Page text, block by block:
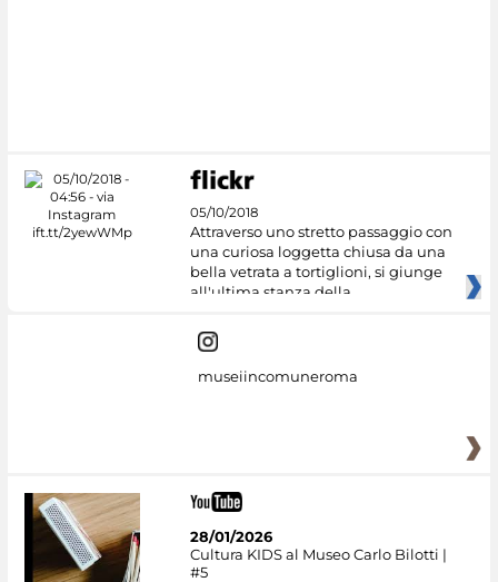
05/10/2018
Attraverso uno stretto passaggio con
una curiosa loggetta chiusa da una
bella vetrata a tortiglioni, si giunge
all'ultima stanza della
museiincomuneroma
28/01/2026
Cultura KIDS al Museo Carlo Bilotti |
#5